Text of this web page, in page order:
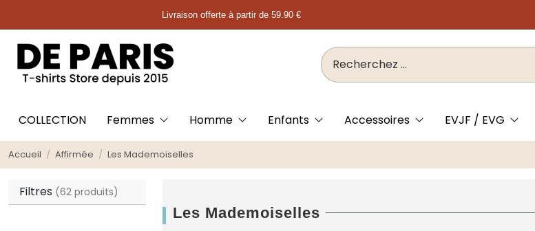
Livraison offerte à partir de 59.90 €
COLLECTION Femmes Homme Enfants Accessoires EVJF / EVG
Accueil Affirmée Les Mademoiselles
Les Mademoiselles
Filtres (62 produits)